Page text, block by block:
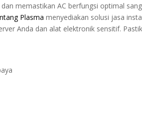
memastikan AC berfungsi optimal
Plasma menyediakan solusi jasa
Anda dan alat elektronik sensitif.